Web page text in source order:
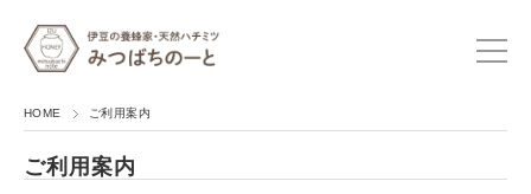
HOME ご利用案内
ご利用案内